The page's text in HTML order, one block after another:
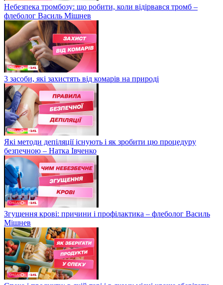
Небезпека тромбозу: що робити, коли відірвався тромб –
флеболог Василь Мішнев
3 засоби, які захистять від комарів на природі
Які методи депіляції існують і як зробити цю процедуру
безпечною – Натка Івченко
Згущення крові: причини і профілактика – флеболог Василь
Мішнев